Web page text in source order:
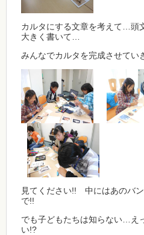
カルタにする文章を考えて…頭
大きく書いて…
みんなでカルタを完成させてい
見てください!! 中にはあのバ
で!!
でも子どもたちは知らない…
い!?